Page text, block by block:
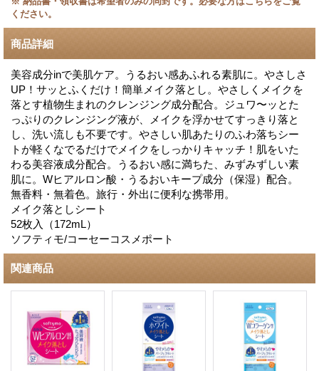
ください。
商品詳細
美容成分inで美肌ケア。うるおい感あふれる素肌に。やさしさ
UP！サッとふくだけ！簡単メイク落とし。やさしくメイクを
落とす植物生まれのクレンジング成分配合。ジュワ〜ッとた
っぷりのクレンジング液が、メイクを浮かせてすっきり落と
し、洗い流しも不要です。やさしい肌あたりのふわ落ちシー
トが軽くなでるだけでメイクをしっかりキャッチ！肌をいた
わる美容液成分配合。うるおい感に満ちた、みずみずしい素
肌に。Wヒアルロン酸・うるおいキープ成分（保湿）配合。
無香料・無着色。旅行・外出に便利な携帯用。
メイク落としシート
52枚入（172mL）
ソフティモ/コーセーコスメポート
関連商品